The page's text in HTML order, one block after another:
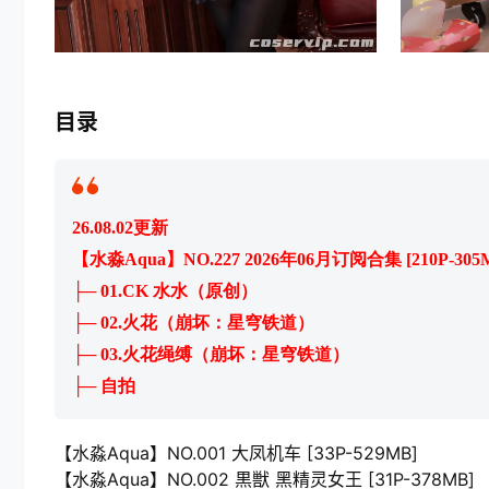
目录
26.08.02更新
【水淼Aqua】NO.227 2026年06月订阅合集 [210P-
├─ 01.CK 水水（原创）
├─ 02.火花（崩坏：星穹铁道）
├─ 03.火花绳缚（崩坏：星穹铁道）
├─ 自拍
【水淼Aqua】NO.001 大凤机车 [33P-529MB]
【水淼Aqua】NO.002 黒獣 黑精灵女王 [31P-378MB]